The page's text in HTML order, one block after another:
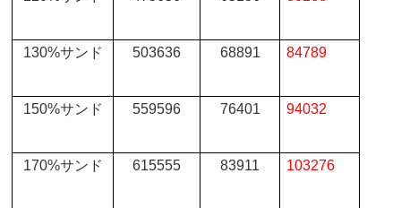
130%サンド 503636 68891 84789
150%サンド 559596 76401 94032
170%サンド 615555 83911 103276